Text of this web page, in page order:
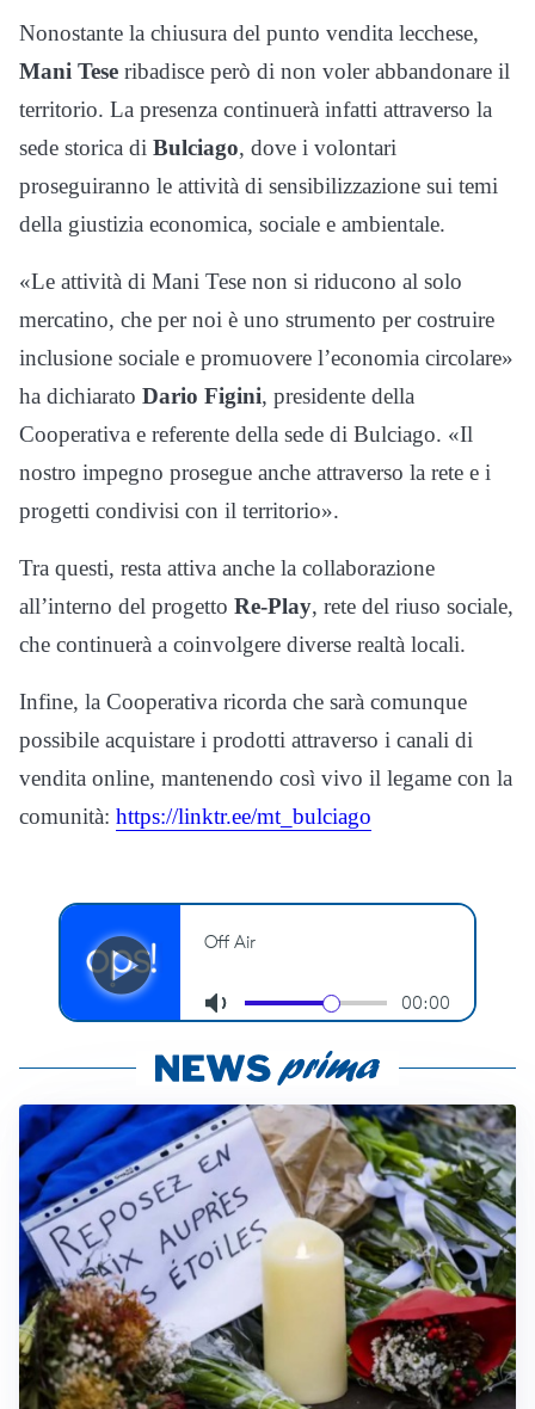
Nonostante la chiusura del punto vendita lecchese,
Mani Tese ribadisce però di non voler abbandonare il
territorio. La presenza continuerà infatti attraverso la
sede storica di Bulciago, dove i volontari
proseguiranno le attività di sensibilizzazione sui temi
della giustizia economica, sociale e ambientale.
«Le attività di Mani Tese non si riducono al solo
mercatino, che per noi è uno strumento per costruire
inclusione sociale e promuovere l’economia circolare»
ha dichiarato Dario Figini, presidente della
Cooperativa e referente della sede di Bulciago. «Il
nostro impegno prosegue anche attraverso la rete e i
progetti condivisi con il territorio».
Tra questi, resta attiva anche la collaborazione
all’interno del progetto Re-Play, rete del riuso sociale,
che continuerà a coinvolgere diverse realtà locali.
Infine, la Cooperativa ricorda che sarà comunque
possibile acquistare i prodotti attraverso i canali di
vendita online, mantenendo così vivo il legame con la
comunità: https://linktr.ee/mt_bulciago